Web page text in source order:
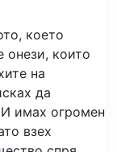
което
онези, които
на
да
имах огромен
взех